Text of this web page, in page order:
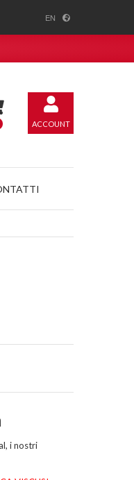
EN
ACCOUNT
i nostri